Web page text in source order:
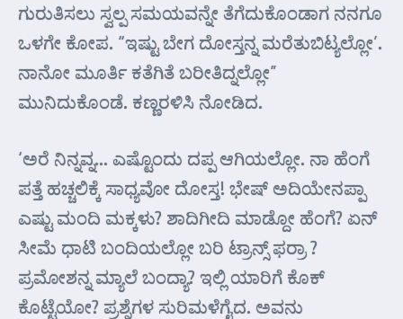
ಗುರುತಿಸಲು ಸ್ವಲ್ಪ ಸಮಯವನ್ನೇ ತೆಗೆದುಕೊಂಡಾಗ ನನಗೂ
ಒಳಗೇ ಕೋಪ. “ಇಷ್ಟು ಬೇಗ ದೋಸ್ತನ್ನ ಮರೆತುಬಿಟ್ಯಲ್ಲೋ’.
ನಾನೋ ಮೂರ್ತಿ ಕತೆಗಿತೆ ಬರೀತಿದ್ನಲ್ಲೋ”
ಮುನಿದುಕೊಂಡೆ. ಕಣ್ಣರಳಿಸಿ ನೋಡಿದ.
‘ಅರೆ ನಿನ್ನವ್ನ… ಎಷ್ಟೊಂದು ದಪ್ಪ ಆಗಿಯಲ್ಲೋ. ನಾ ಹೆಂಗೆ
ಪತ್ತೆ ಹಚ್ಚಲಿಕ್ಕೆ ಸಾಧ್ಯವೋ ದೋಸ್ತ! ಭೇಷ್ ಅದಿಯೇನಪ್ಪಾ
ಎಷ್ಟು ಮಂದಿ ಮಕ್ಕಳು? ಶಾದಿಗೀದಿ ಮಾಡ್ದೋ ಹೆಂಗೆ? ಏನ್
ಸೀಮೆ ಧಾಟಿ ಬಂದಿಯಲ್ಲೋ ಬರಿ ಟ್ರಾನ್ಸ್ ಫರ್ರಾ ?
ಪ್ರಮೋಶನ್ನ ಮ್ಯಾಲೆ ಬಂದ್ಯಾ? ಇಲ್ಲಿ ಯಾರಿಗೆ ಕೊಕ್
ಕೊಟ್ಟೆಯೋ? ಪ್ರಶ್ನೆಗಳ ಸುರಿಮಳೆಗೈದ. ಅವನು